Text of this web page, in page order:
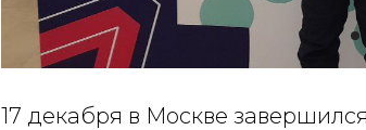
17 декабря в Москве